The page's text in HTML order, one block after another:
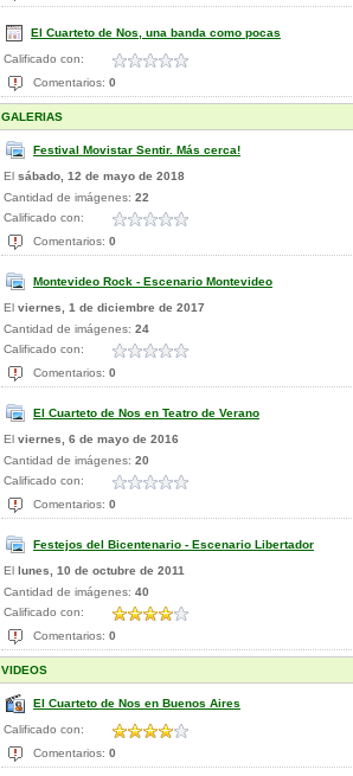
El Cuarteto de Nos, una banda como pocas
Calificado con:
Comentarios: 0
GALERIAS
Festival Movistar Sentir. Más cerca!
El sábado, 12 de mayo de 2018
Cantidad de imágenes: 22
Calificado con:
Comentarios: 0
Montevideo Rock - Escenario Montevideo
El viernes, 1 de diciembre de 2017
Cantidad de imágenes: 24
Calificado con:
Comentarios: 0
El Cuarteto de Nos en Teatro de Verano
El viernes, 6 de mayo de 2016
Cantidad de imágenes: 20
Calificado con:
Comentarios: 0
Festejos del Bicentenario - Escenario Libertador
El lunes, 10 de octubre de 2011
Cantidad de imágenes: 40
Calificado con:
Comentarios: 0
VIDEOS
El Cuarteto de Nos en Buenos Aires
Calificado con:
Comentarios: 0